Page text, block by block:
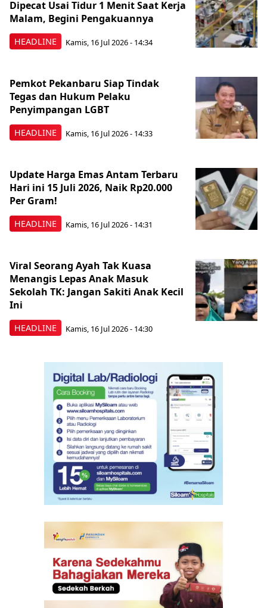
HEADLINE
Dipecat Usai Tidur 1 Menit Saat Kerja
Malam, Begini Pengakuannya
Kamis, 16 Jul 2026 - 14:34
HEADLINE
Pemkot Pekanbaru Siap Tindak
Tegas dan Hukum Pelaku
Penyimpangan LGBT
Kamis, 16 Jul 2026 - 14:33
HEADLINE
Update Harga Emas Antam Terbaru
Hari ini 15 Juli 2026, Naik Rp20.000
Per Gram!
Kamis, 16 Jul 2026 - 14:31
HEADLINE
Viral Seorang Ayah Tak Kuasa
Menangis Lepas Anak Masuk
Sekolah TK: Jangan Sakiti Anak Kecil
Ini
Kamis, 16 Jul 2026 - 14:30